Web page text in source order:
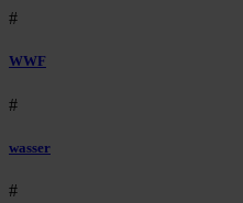
#
WWF
#
wasser
#